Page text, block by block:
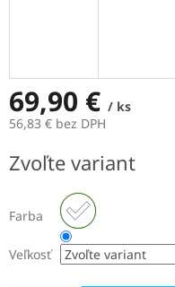
69,90 € / ks
56,83 € bez DPH
cena:
Zvoľte variant
Farba
Veľkosť